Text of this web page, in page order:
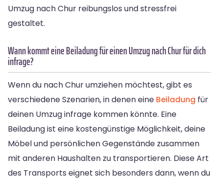
Umzug nach Chur reibungslos und stressfrei
gestaltet.
Wann kommt eine Beiladung für einen Umzug nach Chur für dich
infrage?
Wenn du nach Chur umziehen möchtest, gibt es
verschiedene Szenarien, in denen eine Beiladung für
deinen Umzug infrage kommen könnte. Eine
Beiladung ist eine kostengünstige Möglichkeit, deine
Möbel und persönlichen Gegenstände zusammen
mit anderen Haushalten zu transportieren. Diese Art
des Transports eignet sich besonders dann, wenn du